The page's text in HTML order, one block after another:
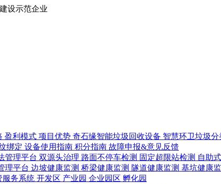
设示范企业
盈利模式 项目优势 奇石缘智能垃圾回收设备 智慧环卫垃圾
绑定 设备使用指南 积分指南 故障申报&意见反馈
管理平台 双源头治理 路面不停车检测 固定超限站检测 自助
理平台 边坡健康监测 桥梁健康监测 隧道健康监测 基坑健康
服务系统 开发区 产业园 企业园区 孵化园